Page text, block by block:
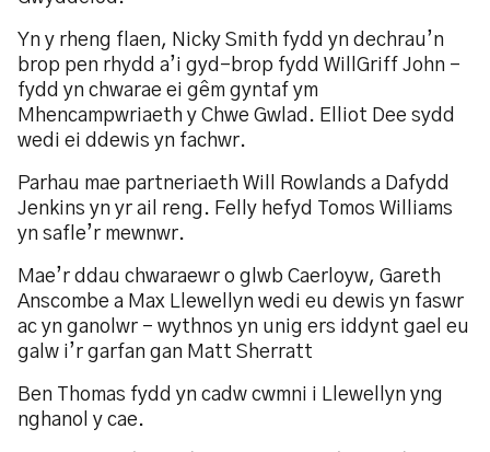
Yn y rheng flaen, Nicky Smith fydd yn dechrau’n
brop pen rhydd a’i gyd-brop fydd WillGriff John -
fydd yn chwarae ei gêm gyntaf ym
Mhencampwriaeth y Chwe Gwlad. Elliot Dee sydd
wedi ei ddewis yn fachwr.
Parhau mae partneriaeth Will Rowlands a Dafydd
Jenkins yn yr ail reng. Felly hefyd Tomos Williams
yn safle’r mewnwr.
Mae’r ddau chwaraewr o glwb Caerloyw, Gareth
Anscombe a Max Llewellyn wedi eu dewis yn faswr
ac yn ganolwr - wythnos yn unig ers iddynt gael eu
galw i’r garfan gan Matt Sherratt
Ben Thomas fydd yn cadw cwmni i Llewellyn yng
nghanol y cae.